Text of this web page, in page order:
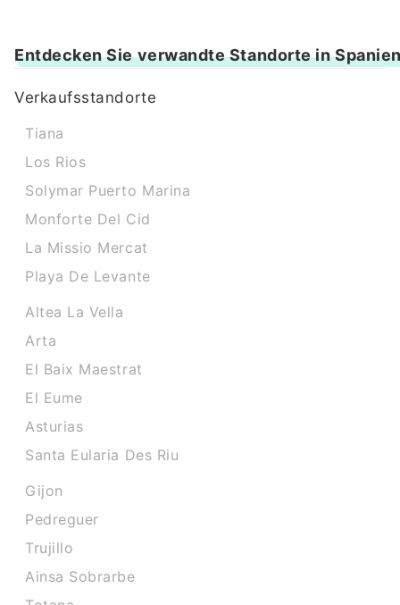
Entdecken Sie verwandte Standorte in
Verkaufsstandorte
Tiana
Los Rios
Solymar Puerto Marina
Monforte Del Cid
La Missio Mercat
Playa De Levante
Altea La Vella
Arta
El Baix Maestrat
El Eume
Asturias
Santa Eularia Des Riu
Gijon
Pedreguer
Trujillo
Ainsa Sobrarbe